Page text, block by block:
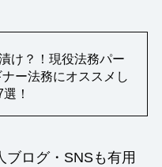
け？！現役法務パー
ー法務にオススメし
！
ブログ・SNSも有用